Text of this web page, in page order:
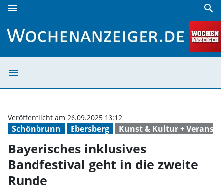
menu search
menu
Schönbrunn Ebersberg Kunst & Kultur +
Veröffentlicht am 26.09.2025 13:12
Bayerisches inklusives
Bandfestival geht in die zweite
Runde